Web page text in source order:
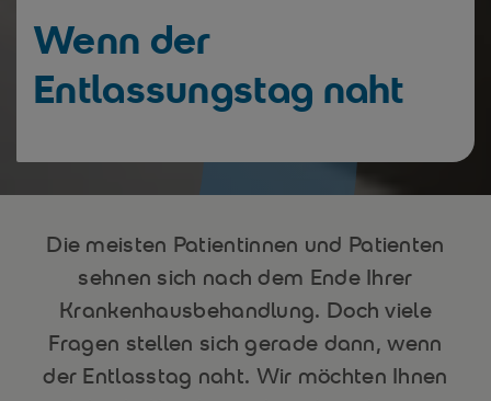
Wenn der
Entlassungstag naht
Die meisten Patientinnen und Patienten
sehnen sich nach dem Ende Ihrer
Krankenhausbehandlung. Doch viele
Fragen stellen sich gerade dann, wenn
der Entlasstag naht. Wir möchten Ihnen